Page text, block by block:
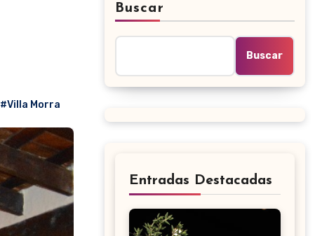
#Villa Morra
Buscar
Buscar
Entradas Destacadas